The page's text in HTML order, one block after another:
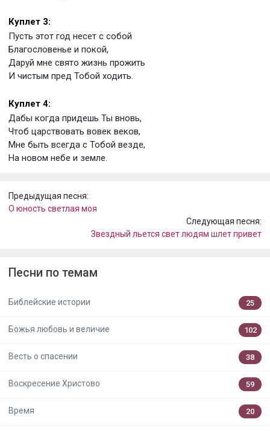
Куплет 3:
Пусть этот год несет с собой
Благословенье и покой,
Даруй мне свято жизнь прожить
И чистым пред Тобой ходить.
Куплет 4:
Дабы когда придешь Ты вновь,
Чтоб царствовать вовек веков,
Мне быть всегда с Тобой везде,
На новом небе и земле.
Предыдущая песня:
О юность светлая моя
Следующая песня:
Звездный льется свет людям шлет привет
Песни по темам
Библейские истории 25
Божья любовь и величие 102
Весть о спасении 38
Воскресение Христово 59
Время 20